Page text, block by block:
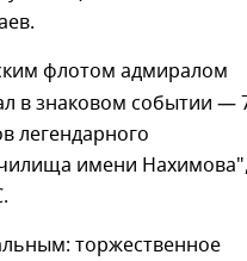
флотом адмиралом
в знаковом событии —
легендарного
имени
торжественное